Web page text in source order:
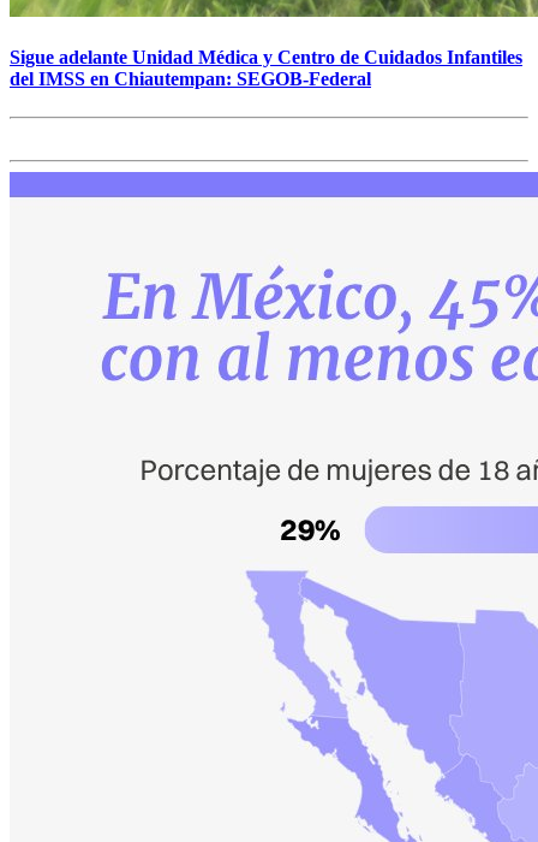
Sigue adelante Unidad Médica y Centro de Cuidados Infantiles
del IMSS en Chiautempan: SEGOB-Federal